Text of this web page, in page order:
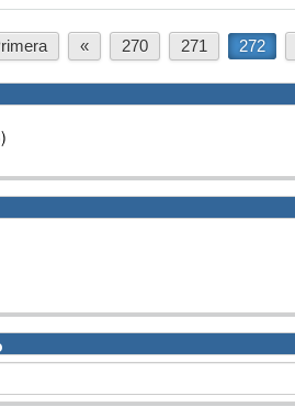
« 270 271 272